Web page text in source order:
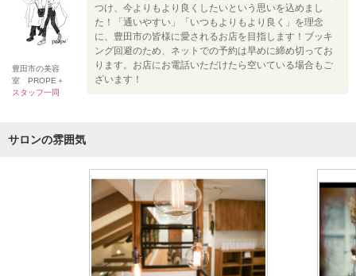
豊田市の美容
室 PROPE＋
スタッフ一同
つけ、今よりもより良くしたいという思いを込めまし
た！「通いやすい」「いつもよりもより良く」を理念
に、豊田市の皆様に愛されるお店を目指します！ブッキ
ング回避のため、ネットでの予約は早めに締め切ってお
ります。お店にお電話いただけたら空いている場合もご
ざいます！
サロンの雰囲気